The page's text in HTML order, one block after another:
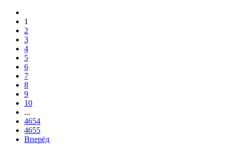
1
2
3
4
5
6
7
8
9
10
...
4654
4655
Вперёд